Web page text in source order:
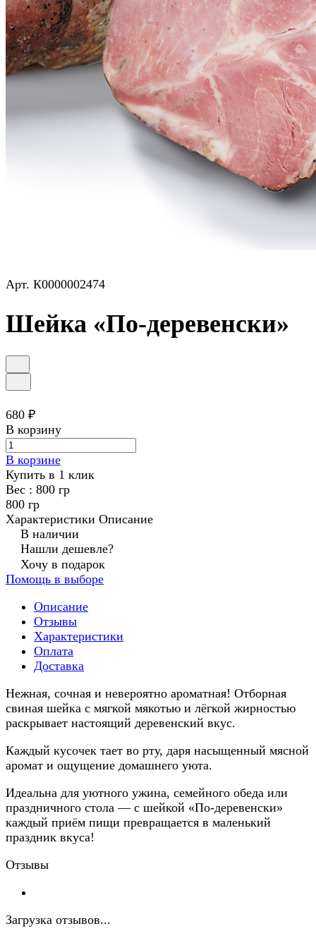
Шейка «По-деревенски»
Арт. К0000002474
Шейка «По-деревенски»
680 ₽
В корзину
В корзине
Купить в 1 клик
Вес : 800 гр
800 гр
Характеристики Описание
В наличии
Нашли дешевле?
Хочу в подарок
Помощь в выборе
Описание
Отзывы
Характеристики
Оплата
Доставка
Нежная, сочная и невероятно ароматная! Отборная
свиная шейка с мягкой мякотью и лёгкой жирностью
раскрывает настоящий деревенский вкус.
Каждый кусочек тает во рту, даря насыщенный мясной
аромат и ощущение домашнего уюта.
Идеальна для уютного ужина, семейного обеда или
праздничного стола — с шейкой «По-деревенски»
каждый приём пищи превращается в маленький
праздник вкуса!
Отзывы
Загрузка отзывов...